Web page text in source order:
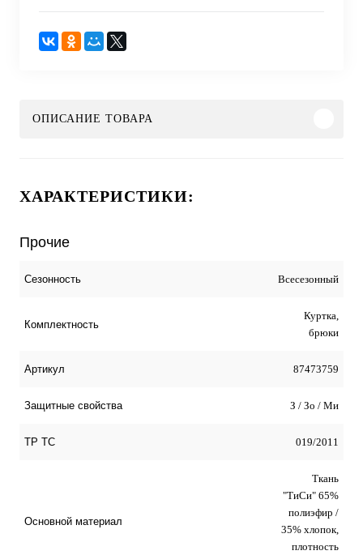
ОПИСАНИЕ ТОВАРА
ХАРАКТЕРИСТИКИ:
Прочие
Сезонность Всесезонный
Комплектность
Куртка,
брюки
Артикул 87473759
Защитные свойства З / Зо / Ми
ТР ТС 019/2011
Основной материал
Ткань
"ТиСи" 65%
полиэфир /
35% хлопок,
плотность